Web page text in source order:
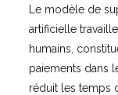
Le modèle de
artificielle
humains,
paiements dans
réduit les temps